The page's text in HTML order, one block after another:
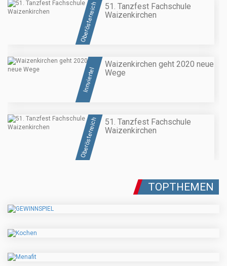
Oberösterreich
51. Tanzfest Fachschule
Waizenkirchen
Innviertel
Waizenkirchen geht 2020 neue
Wege
Oberösterreich
51. Tanzfest Fachschule
Waizenkirchen
TOPTHEMEN